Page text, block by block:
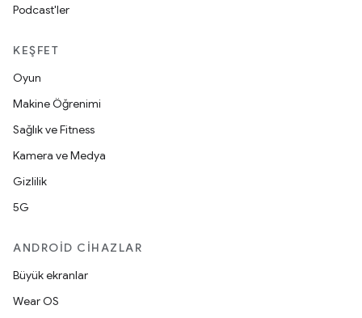
Podcast'ler
KEŞFET
Oyun
Makine Öğrenimi
Sağlık ve Fitness
Kamera ve Medya
Gizlilik
5G
ANDROID CIHAZLAR
Büyük ekranlar
Wear OS